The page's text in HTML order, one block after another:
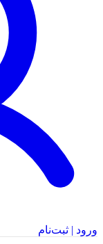
ورود | ثبت‌نام